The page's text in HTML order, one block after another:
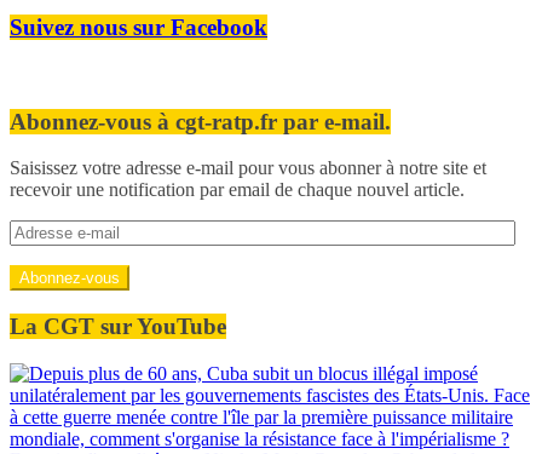
Suivez nous sur Facebook
Abonnez-vous à cgt-ratp.fr par e-mail.
Saisissez votre adresse e-mail pour vous abonner à notre site et
recevoir une notification par email de chaque nouvel article.
Adresse
e-
mail
Abonnez-vous
La CGT sur YouTube